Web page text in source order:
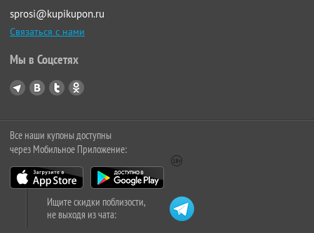
sprosi@kupikupon.ru
Связаться с нами
Мы в Соцсетях
Все наши купоны доступны
через Мобильное Приложение:
Ищите скидки поблизости,
не выходя из чата: